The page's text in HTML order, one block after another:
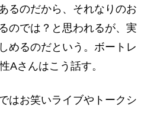
るのだから、それなりのお
のでは？と思われるが、実
めるのだという。ボートレ
Aさんはこう話す。
はお笑いライブやトークシ